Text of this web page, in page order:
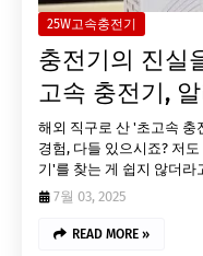
25W고속충전기
충전기의 진실
고속 충전기,
해외 직구로 산 '초고속 충
경험, 다들 있으시죠? 저
기'를 찾는 게 쉽지 않더
7월 03, 2025
READ MORE »